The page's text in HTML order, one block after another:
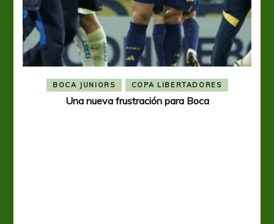
BOCA JUNIORS COPA LIBERTADORES
Una nueva frustración para Boca